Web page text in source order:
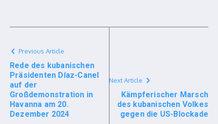
Previous Article
Rede des kubanischen
Präsidenten Díaz-Canel
auf der
Großdemonstration in
Havanna am 20.
Dezember 2024
Next Article
Kämpferischer Marsch
des kubanischen Volkes
gegen die US-Blockade